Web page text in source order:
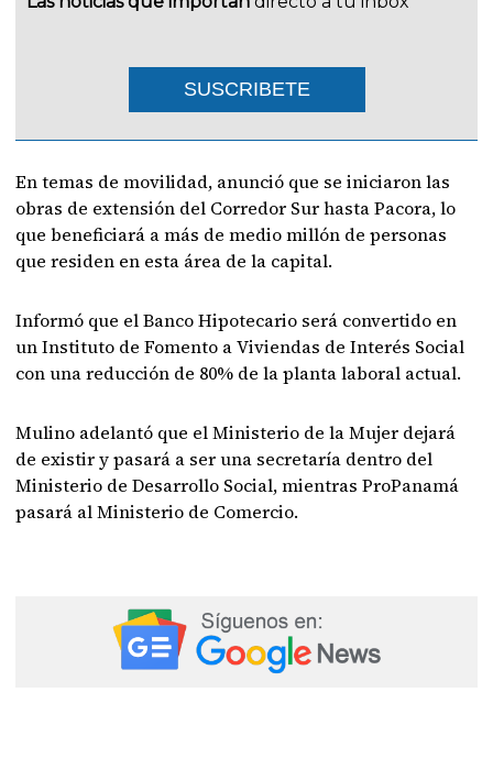
SUSCRIBETE
En temas de movilidad, anunció que se iniciaron las
obras de extensión del Corredor Sur hasta Pacora, lo
que beneficiará a más de medio millón de personas
que residen en esta área de la capital.
Informó que el Banco Hipotecario será convertido en
un Instituto de Fomento a Viviendas de Interés Social
con una reducción de 80% de la planta laboral actual.
Mulino adelantó que el Ministerio de la Mujer dejará
de existir y pasará a ser una secretaría dentro del
Ministerio de Desarrollo Social, mientras ProPanamá
pasará al Ministerio de Comercio.